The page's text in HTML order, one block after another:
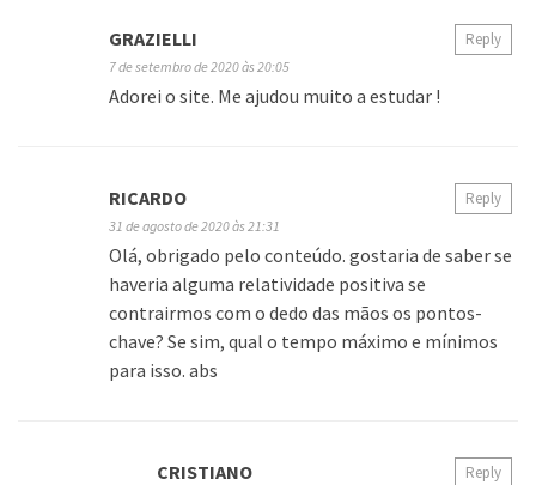
GRAZIELLI
7 de setembro de 2020 às 20:05
Adorei o site. Me ajudou muito a estudar !
Reply
RICARDO
31 de agosto de 2020 às 21:31
Olá, obrigado pelo conteúdo. gostaria de saber se
haveria alguma relatividade positiva se
contrairmos com o dedo das mãos os pontos-
chave? Se sim, qual o tempo máximo e mínimos
para isso. abs
Reply
CRISTIANO Reply